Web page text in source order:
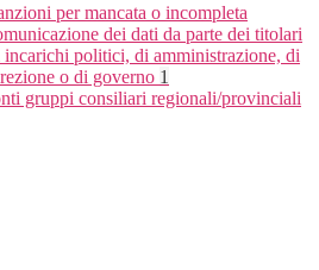
per mancata o incompleta
dei dati da parte dei titolari
incarichi politici, di amministrazione, di
o di governo 1
gruppi consiliari regionali/provinciali